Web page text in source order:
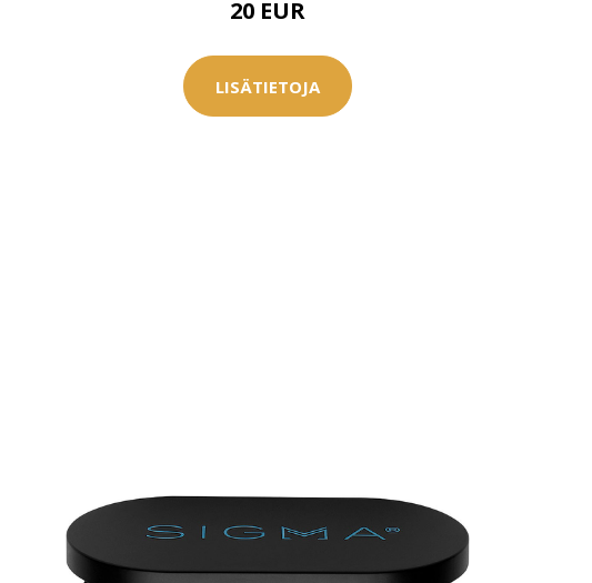
20 EUR
LISÄTIETOJA